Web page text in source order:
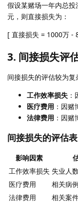
假设某赌场一年内总
元，则直接损失为：
[ 直接损失 = 1000万 -
3. 间接损失评
间接损失的评估较为复
工作效率损失
医疗费用 ：因
法律费用 ：因
间接损失的评估表
影响因素
工作效率损失 失业人
医疗费用
相关病
法律费用
相关案